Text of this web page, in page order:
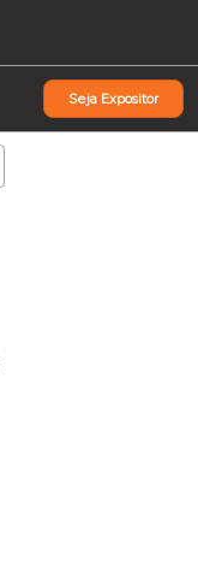
Seja Expositor